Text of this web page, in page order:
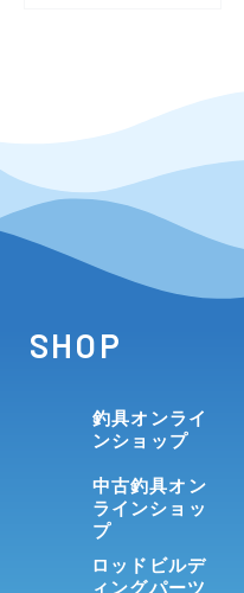
SHOP
釣具オンライ
ンショップ
中古釣具オン
ラインショッ
プ
ロッドビルデ
ィングパーツ